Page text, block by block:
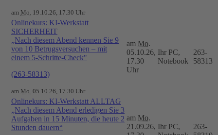
am Mo. 19.10.26, 17.30 Uhr
Onlinekurs: KI-Werkstatt
SICHERHEIT
„Nach diesem Abend kennen Sie 9
von 10 Betrugsversuchen – mit
einem 5-Schritte-Check"
(263-58313)
am Mo. 05.10.26, 17.30 Uhr
am Mo.
05.10.26,
17.30
Uhr
Ihr PC,
Notebook
263-
58313
Onlinekurs: KI-Werkstatt ALLTAG
„Nach diesem Abend erledigen Sie 3
Aufgaben in 15 Minuten, die heute 2
Stunden dauern“
am Mo.
21.09.26, Ihr PC,
263-